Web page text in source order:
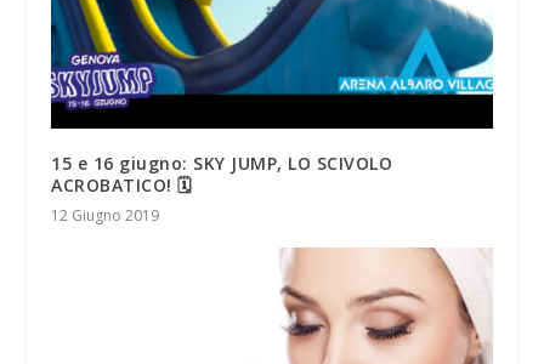
15 e 16 giugno: SKY JUMP, LO SCIVOLO
ACROBATICO! 🗓
12 Giugno 2019